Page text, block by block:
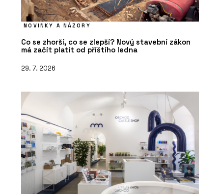
NOVINKY A NÁZORY
Co se zhorší, co se zlepší? Nový stavební zákon
má začít platit od příštího ledna
29. 7. 2026